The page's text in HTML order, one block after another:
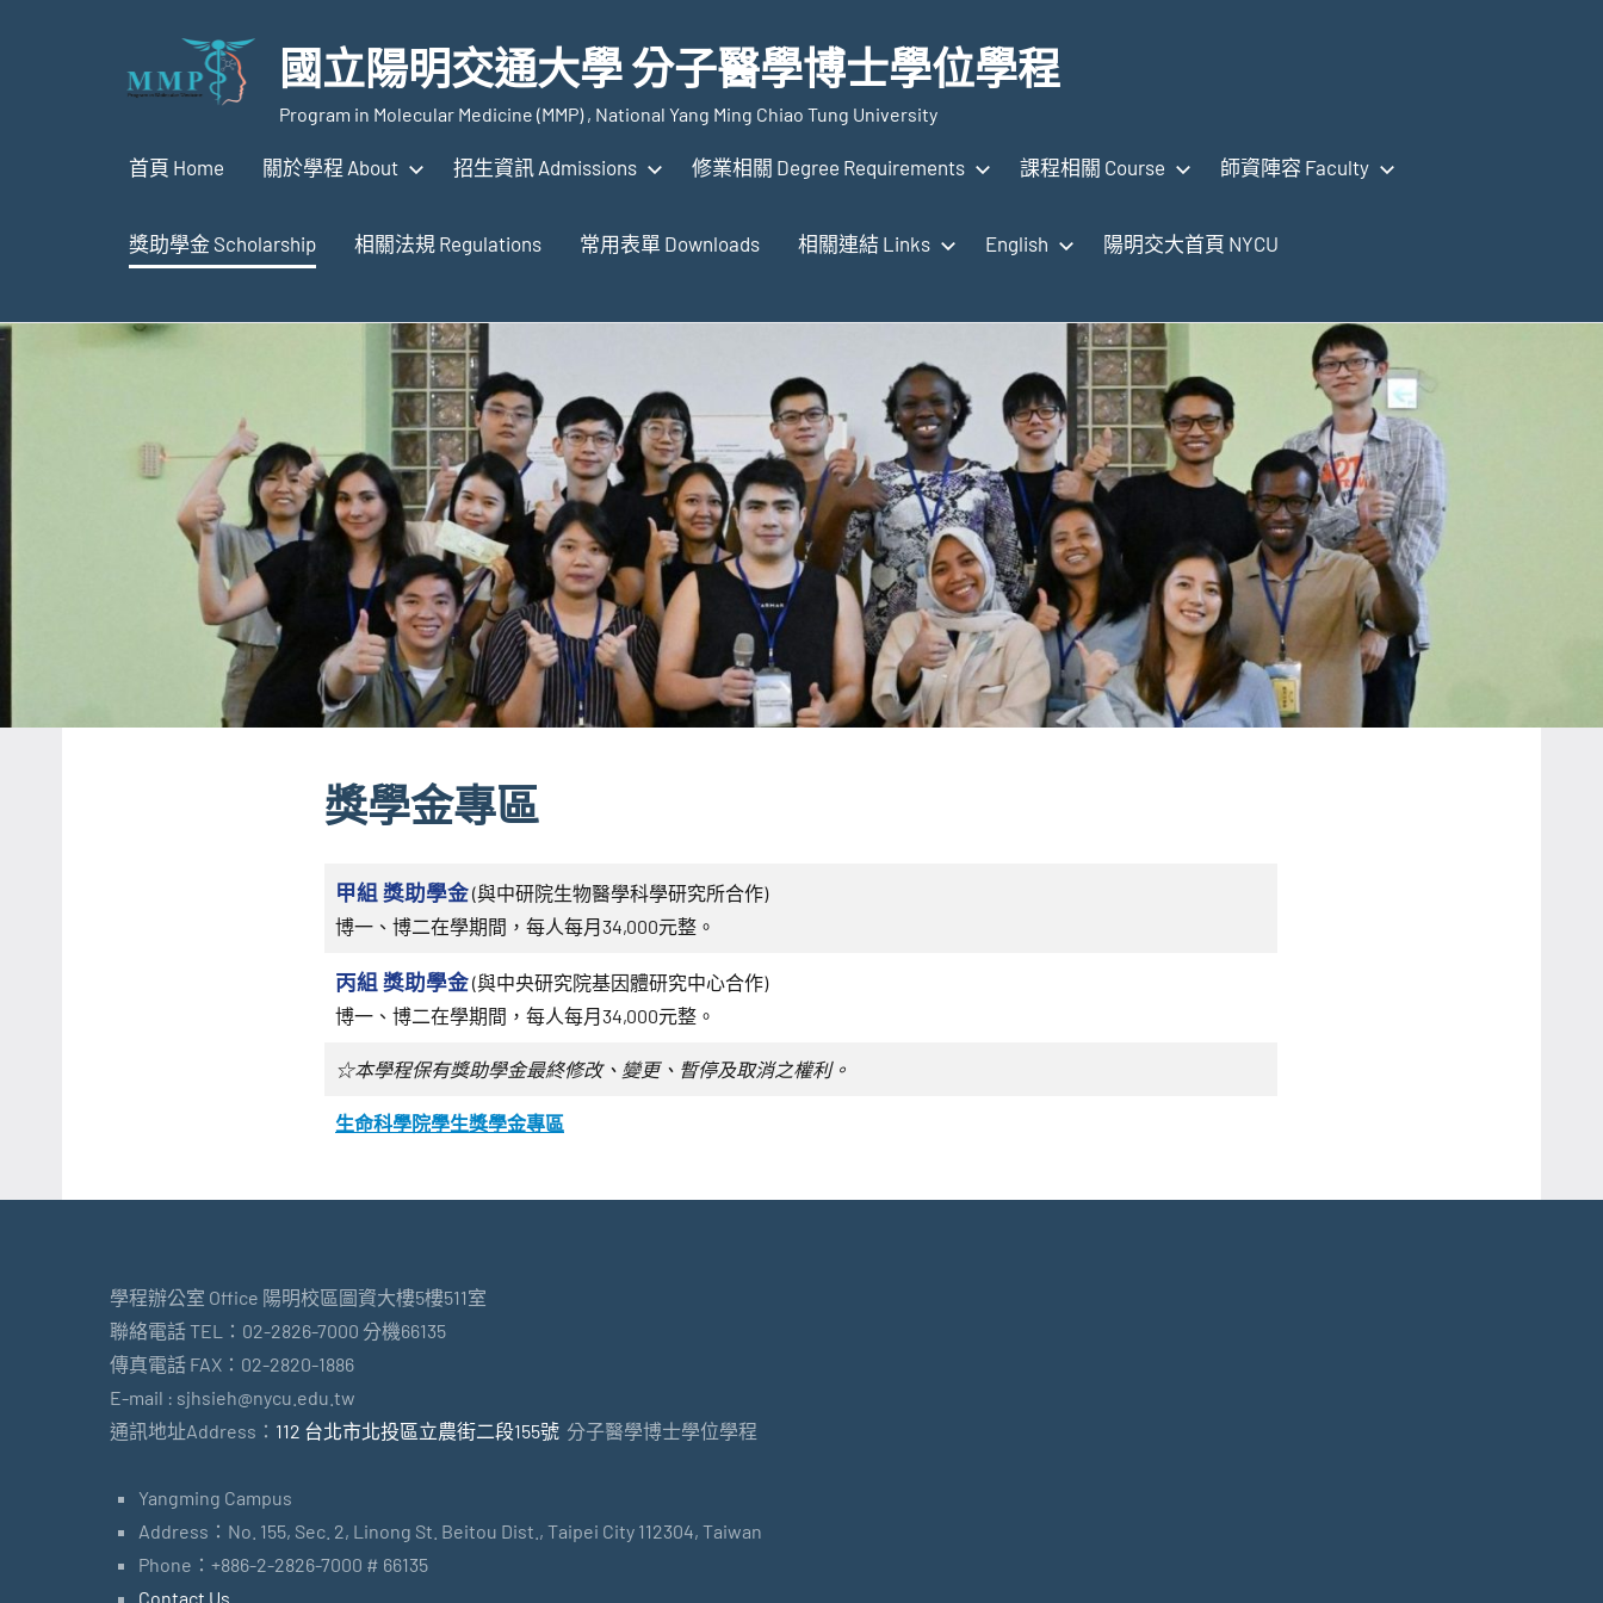
國立陽明交通大學 分子醫學博士學位學程
Program in Molecular Medicine (MMP) , National Yang Ming Chiao Tung University
首頁 Home 關於學程 About 招生資訊 Admissions 修業相關 Degree Requirements 課程相關 Course 師資陣容 Faculty
獎助學金 Scholarship 相關法規 Regulations 常用表單 Downloads 相關連結 Links English 陽明交大首頁 NYCU
獎學金專區
甲組 獎助學金(與中研院生物醫學科學研究所合作)
博一、博二在學期間，每人每月34,000元整。
丙組 獎助學金(與中央研究院基因體研究中心合作)
博一、博二在學期間，每人每月34,000元整。
☆本學程保有獎助學金最終修改、變更、暫停及取消之權利。
生命科學院學生獎學金專區
學程辦公室 Office 陽明校區圖資大樓5樓511室
聯絡電話 TEL：02-2826-7000 分機66135
傳真電話 FAX：02-2820-1886
E-mail : sjhsieh@nycu.edu.tw
通訊地址Address： 112 台北市北投區立農街二段155號 分子醫學博士學位學程
Yangming Campus
Address：No. 155, Sec. 2, Linong St. Beitou Dist., Taipei City 112304, Taiwan
Phone：+886-2-2826-7000 # 66135
Contact Us